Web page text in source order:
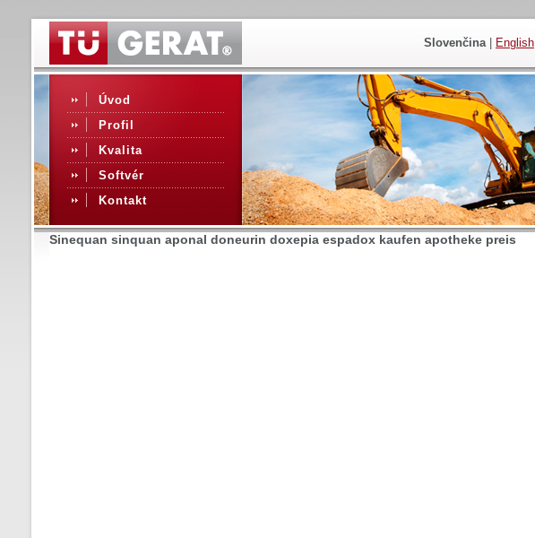
Slovenčina| English
Úvod
Profil
Kvalita
Softvér
Kontakt
Sinequan sinquan aponal doneurin doxepia espadox kaufen apotheke preis